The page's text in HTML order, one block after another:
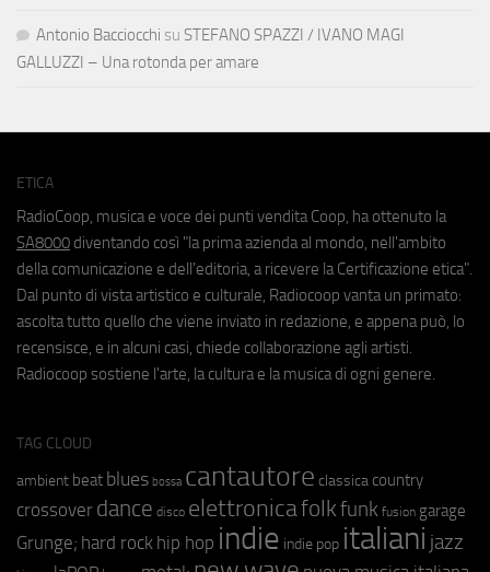
Antonio Bacciocchi su STEFANO SPAZZI / IVANO MAGI
GALLUZZI – Una rotonda per amare
ETICA
RadioCoop, musica e voce dei punti vendita Coop, ha ottenuto la
SA8000 diventando così "la prima azienda al mondo, nell'ambito
della comunicazione e dell'editoria, a ricevere la Certificazione etica".
Dal punto di vista artistico e culturale, Radiocoop vanta un primato:
ascolta tutto quello che viene inviato in redazione, e appena può, lo
recensisce, e in alcuni casi, chiede collaborazione agli artisti.
Radiocoop sostiene l'arte, la cultura e la musica di ogni genere.
TAG CLOUD
ambient beat blues bossa cantautore classica country
crossover dance disco elettronicafolkfunk fusion garage
Grunge; hard rock hip hop indie indie pop italiani jazz